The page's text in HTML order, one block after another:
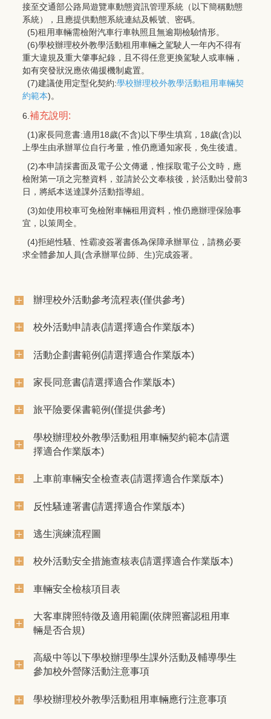
接至交通部公路局遊覽車動態資訊管理系統（以下簡稱動態
系統），且應提供動態系統連結及帳號、密碼。
(5)租用車輛需檢附汽車行車執照且無逾期檢驗情形。
(6)學校辦理校外教學活動租用車輛之駕駛人一年內不得有
重大違規及重大肇事紀錄，且不得任意更換駕駛人或車輛，
如有突發狀況應依備援機制處置。
(7)建議使用定型化契約:學校辦理校外教學活動租用車輛契
約範本)。
6.補充說明:
(1)家長同意書:適用18歲(不含)以下學生填寫，18歲(含)以
上學生由承辦單位自行考量，惟仍應通知家長，免生後遺。
(2)本申請採書面及電子公文傳遞，惟採取電子公文時，應
檢附第一項之完整資料，並請於公文奉核後，於活動出發前3
日，將紙本送達課外活動指導組。
(3)如使用校車可免檢附車輛租用資料，惟仍應辦理保險事
宜，以策周全。
(4)拒絕性騷、性霸凌簽署書係為保障承辦單位，請務必要
求全體參加人員(含承辦單位師、生)完成簽署。
辦理校外活動參考流程表(僅供參考)
校外活動申請表(請選擇適合作業版本)
活動企劃書範例(請選擇適合作業版本)
家長同意書(請選擇適合作業版本)
旅平險要保書範例(僅提供參考)
學校辦理校外教學活動租用車輛契約範本(請選
擇適合作業版本)
上車前車輛安全檢查表(請選擇適合作業版本)
反性騷連署書(請選擇適合作業版本)
逃生演練流程圖
校外活動安全措施查核表(請選擇適合作業版本)
車輛安全檢核項目表
大客車牌照特徵及適用範圍(依牌照審認租用車
輛是否合規)
高級中等以下學校辦理學生課外活動及輔導學生
參加校外營隊活動注意事項
學校辦理校外教學活動租用車輛應行注意事項